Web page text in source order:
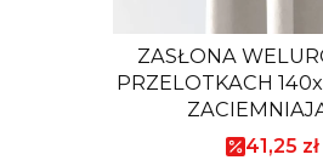
ZASŁONA
PRZELOTKACH
Cena
41,25 zł